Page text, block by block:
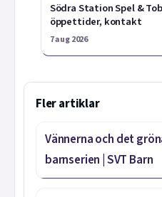
Södra Station Spel &
öppettider, kontakt
7 aug 2026
Fler artiklar
Vännerna och det
barnserien | SVT Barn